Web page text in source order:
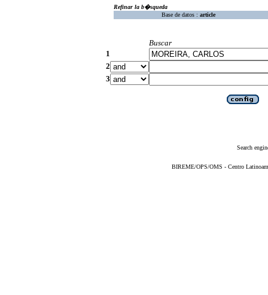
Refinar la b�squeda
Base de datos : article
Buscar
1
2
3
Search
BIREME/OPS/OMS - Centro